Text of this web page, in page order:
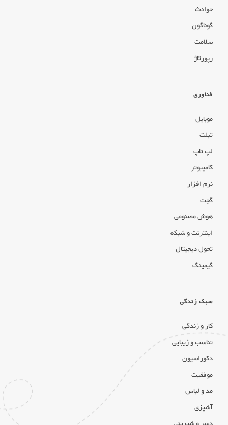
حوادث
گوناگون
سلامت
رپورتاژ
فناوری
موبایل
تبلت
لپ تاپ
کامپیوتر
نرم افزار
گجت
هوش مصنوعی
اینترنت و شبکه
تحول دیجیتال
گیمینگ
سبک زندگی
کار و زندگی
تناسب و زیبایی
دکوراسیون
موفقیت
مد و لباس
آشپزی